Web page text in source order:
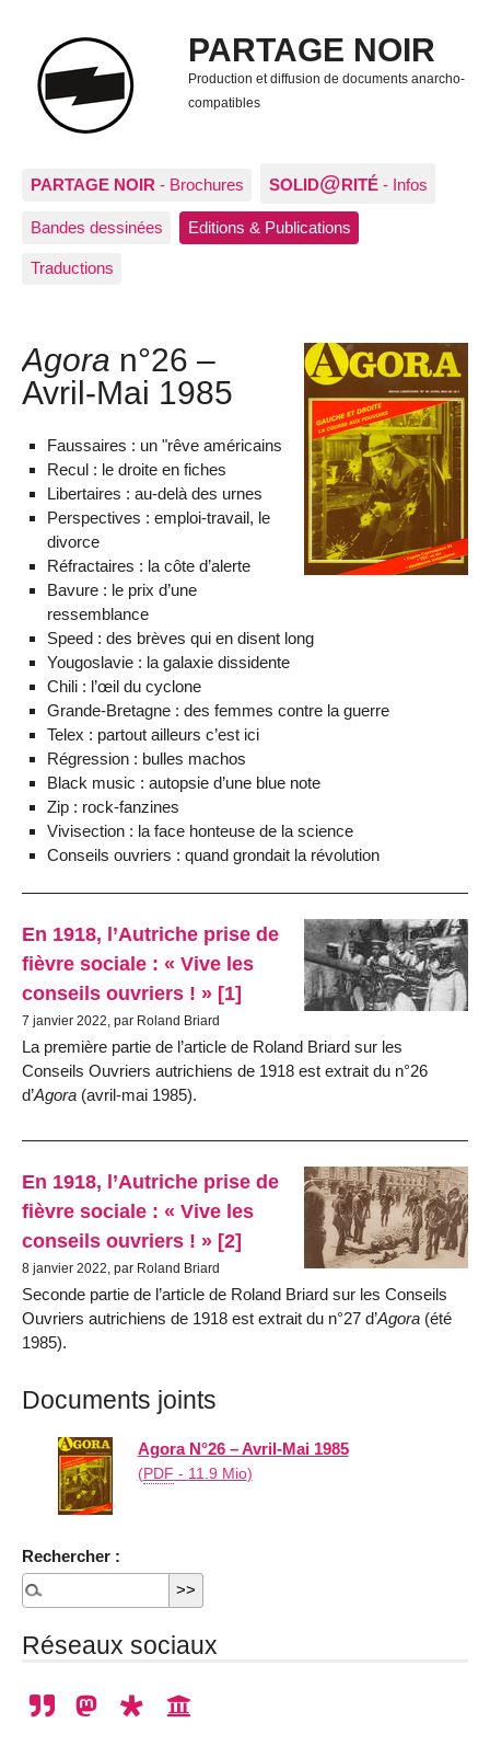
PARTAGE NOIR
Production et diffusion de documents anarcho-
compatibles
PARTAGE NOIR - Brochures SOLID@RITÉ - Infos
Bandes dessinées Editions & Publications
Traductions
Agora n°26 –
Avril-Mai 1985
Faussaires : un "rêve américains
Recul : le droite en fiches
Libertaires : au-delà des urnes
Perspectives : emploi-travail, le
divorce
Réfractaires : la côte d’alerte
Bavure : le prix d’une
ressemblance
Speed : des brèves qui en disent long
Yougoslavie : la galaxie dissidente
Chili : l’œil du cyclone
Grande-Bretagne : des femmes contre la guerre
Telex : partout ailleurs c’est ici
Régression : bulles machos
Black music : autopsie d’une blue note
Zip : rock-fanzines
Vivisection : la face honteuse de la science
Conseils ouvriers : quand grondait la révolution
En 1918, l’Autriche prise de
fièvre sociale : « Vive les
conseils ouvriers ! » [1]
7 janvier 2022, par Roland Briard
La première partie de l’article de Roland Briard sur les
Conseils Ouvriers autrichiens de 1918 est extrait du n°26
d’Agora (avril-mai 1985).
En 1918, l’Autriche prise de
fièvre sociale : « Vive les
conseils ouvriers ! » [2]
8 janvier 2022, par Roland Briard
Seconde partie de l’article de Roland Briard sur les Conseils
Ouvriers autrichiens de 1918 est extrait du n°27 d’Agora (été
1985).
Documents joints
Agora N°26 – Avril-Mai 1985
(PDF - 11.9 Mio)
Rechercher :
Réseaux sociaux